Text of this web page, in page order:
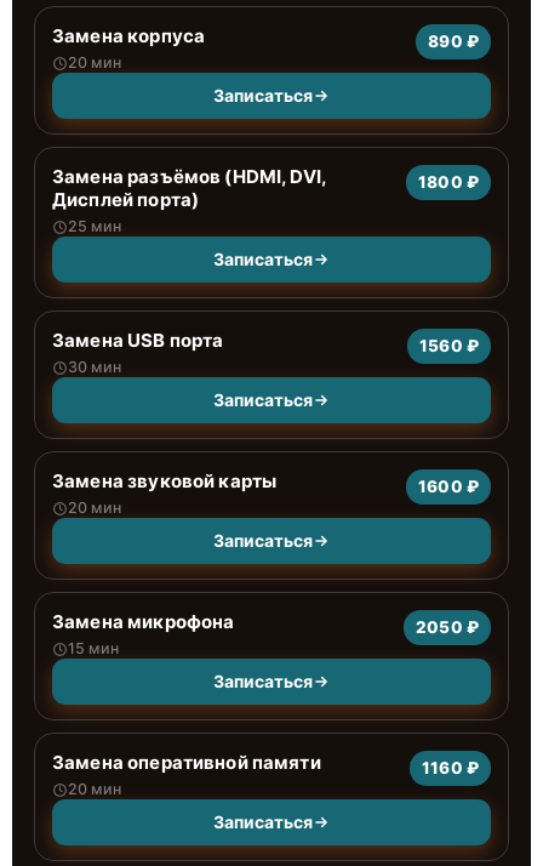
Замена корпуса
20 мин
890 ₽
Записаться
Замена разъёмов (HDMI, DVI,
Дисплей порта)
25 мин
1800 ₽
Записаться
Замена USB порта
30 мин
1560 ₽
Записаться
Замена звуковой карты
20 мин
1600 ₽
Записаться
Замена микрофона
15 мин
2050 ₽
Записаться
Замена оперативной памяти
20 мин
1160 ₽
Записаться